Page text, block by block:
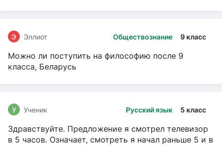
Обществознание 9 класс
Э Эллиот
Можно ли поступить на философию после 9
класса, Беларусь
Русский язык 5 класс
У Ученик
Здравствуйте. Предложение я смотрел телевизор
в 5 часов. Означает, смотреть я начал раньше 5 и в